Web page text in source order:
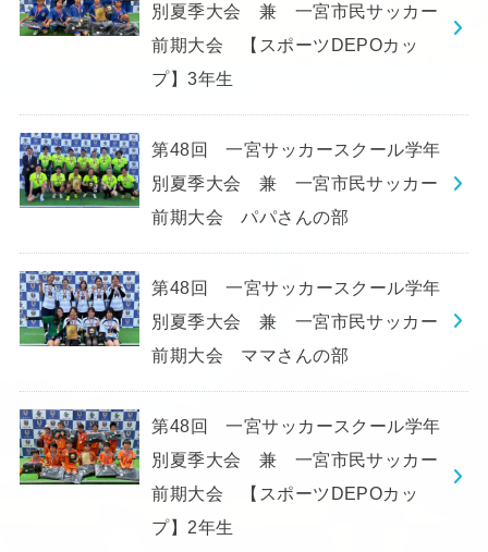
別夏季大会 兼 一宮市民サッカー
前期大会 【スポーツDEPOカッ
プ】3年生
第48回 一宮サッカースクール学年
別夏季大会 兼 一宮市民サッカー
前期大会 パパさんの部
第48回 一宮サッカースクール学年
別夏季大会 兼 一宮市民サッカー
前期大会 ママさんの部
第48回 一宮サッカースクール学年
別夏季大会 兼 一宮市民サッカー
前期大会 【スポーツDEPOカッ
プ】2年生